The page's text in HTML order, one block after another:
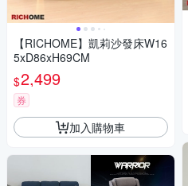
【RICHOME】凱莉沙發床W16
5xD86xH69CM
$2,499
券
加入購物車